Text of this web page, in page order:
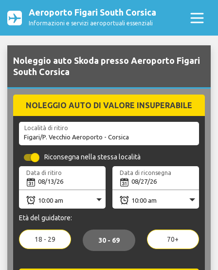
Aeroporto Figari South Corsica
Informazioni e servizi aeroportuali essenziali
Noleggio auto Skoda presso Aeroporto Figari
South Corsica
NOLEGGIO AUTO DI VALORE INSUPERABILE
Località di ritiro
Riconsegna nella stessa località
Data di ritiro Data di riconsegna
Età del guidatore:
18 - 29 30 - 69 70+